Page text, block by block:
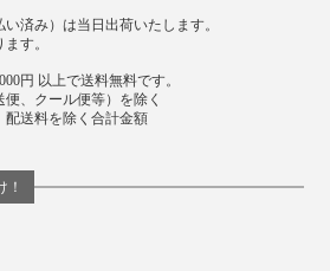
済み）は当日出荷いたします。
す。
円 以上で送料無料です。
、クール便等）を除く
送料を除く合計金額
！